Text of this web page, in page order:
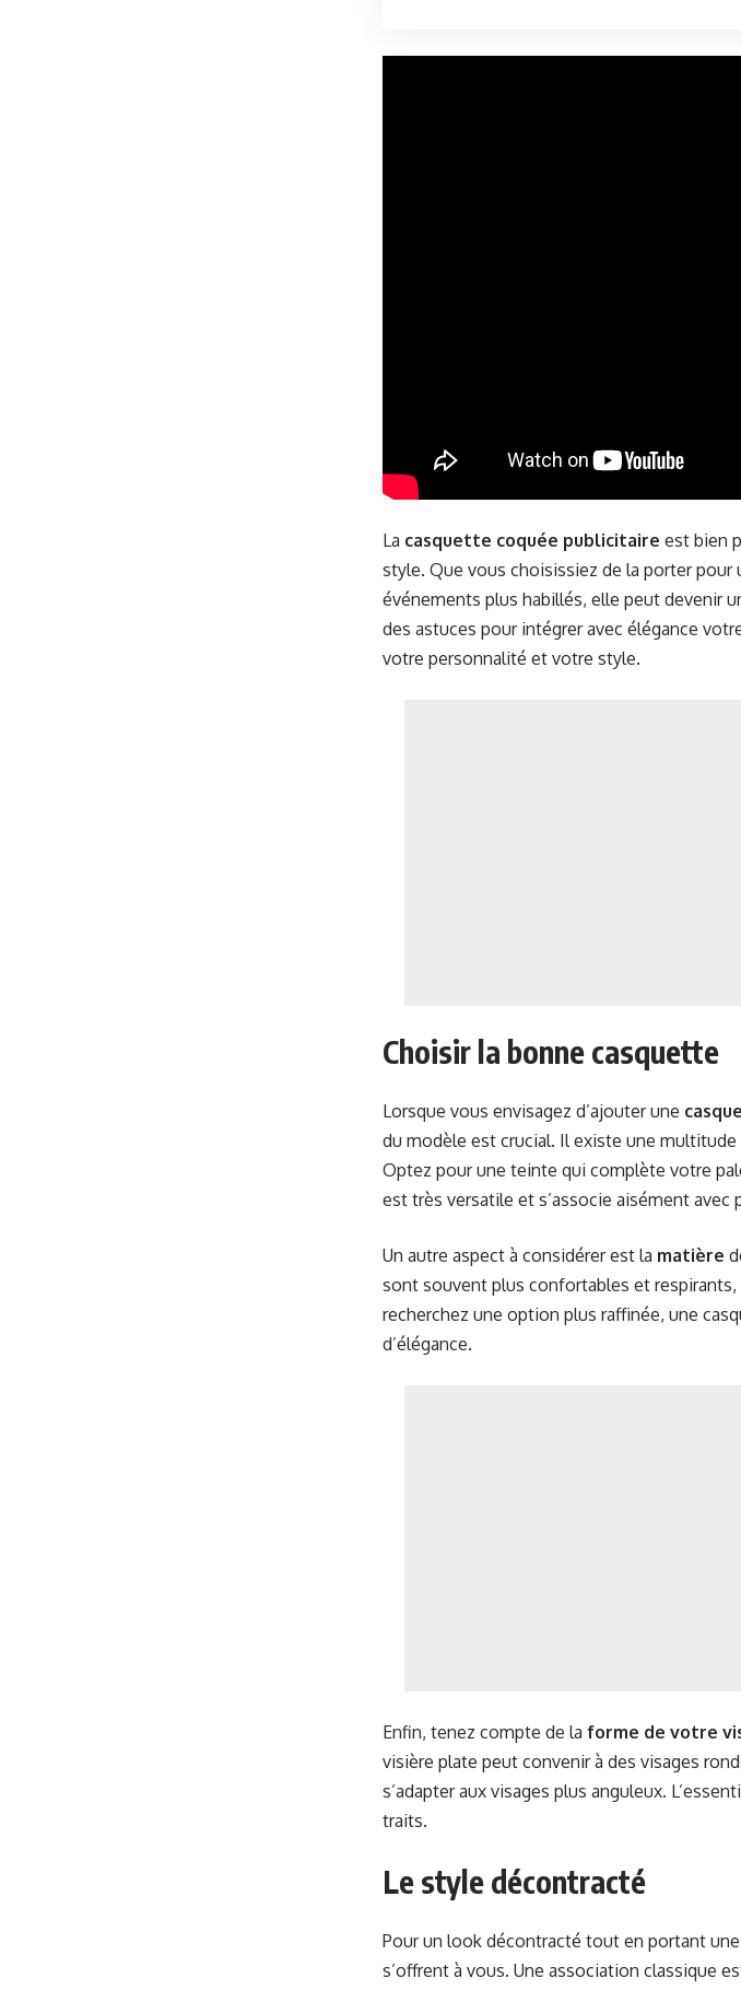
La casquette coquée publicitaire est bien
style. Que vous choisissiez de la porter
événements plus habillés, elle peut devenir
des astuces pour intégrer avec élégance
votre personnalité et votre style.
Choisir la bonne casquette
Lorsque vous envisagez d’ajouter une
du modèle est crucial. Il existe une
Optez pour une teinte qui complète votre
est très versatile et s’associe aisément
Un autre aspect à considérer est la matière
sont souvent plus confortables et
recherchez une option plus raffinée, une
d’élégance.
Enfin, tenez compte de la forme de votre
visière plate peut convenir à des visages
s’adapter aux visages plus anguleux.
traits.
Le style décontracté
Pour un look décontracté tout en portant
s’offrent à vous. Une association classique